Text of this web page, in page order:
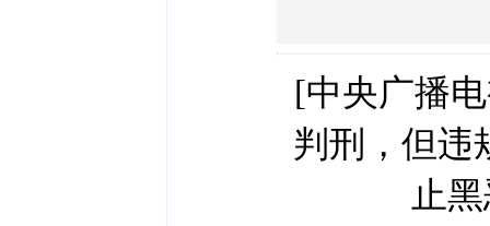
[中央广播
判刑，但违
止